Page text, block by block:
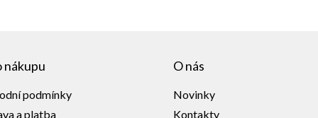
nákupu
podmínky
a platba
O nás
Novinky
Kontakty